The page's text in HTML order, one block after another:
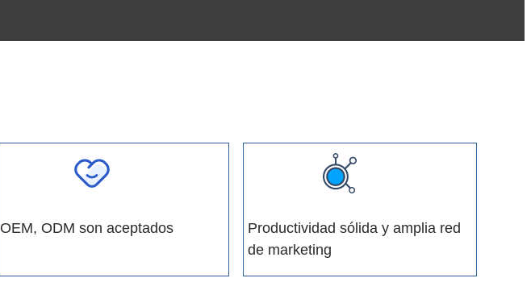
OEM, ODM son aceptados
Productividad sólida y amplia red
de marketing